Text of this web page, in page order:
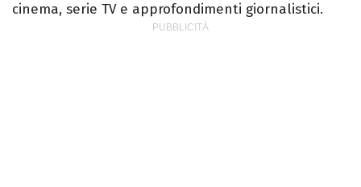
cinema, serie TV e approfondimenti giornalistici.